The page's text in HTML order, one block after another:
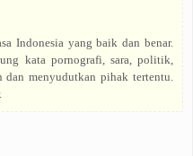
Indonesia yang baik dan benar.
kata pornografi, sara, politik,
dan menyudutkan pihak tertentu.